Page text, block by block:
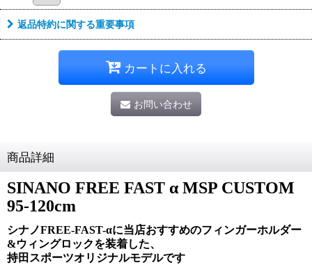
返品特約に関する重要事項
カートに入れる
お問い合わせ
商品詳細
SINANO FREE FAST α MSP CUSTOM
95-120cm
シナノFREE-FAST-αに当店おすすめのフィンガーホルダー
&ウィングロックを装着した、
持田スポーツオリジナルモデルです